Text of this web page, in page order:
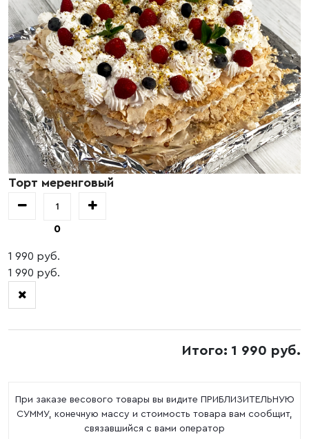
Торт меренговый
0
1 990 руб.
1 990 руб.
Итого: 1 990 руб.
При заказе весового товары вы видите ПРИБЛИЗИТЕЛЬНУЮ
СУММУ, конечную массу и стоимость товара вам сообщит,
связавшийся с вами оператор